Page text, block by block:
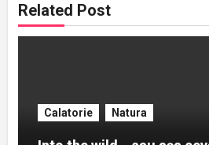
Related Post
Calatorie Natura